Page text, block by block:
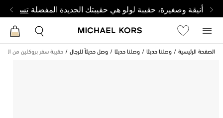
أنيقة وصغيرة، حقيبة لولو هي حقيبتك الجديدة المفضلة تسوق
الصفحة الرئيسية وصلنا حديثا وصلنا حديثا وصل حديثاً للرجال حقيبة سفر بروكلين من